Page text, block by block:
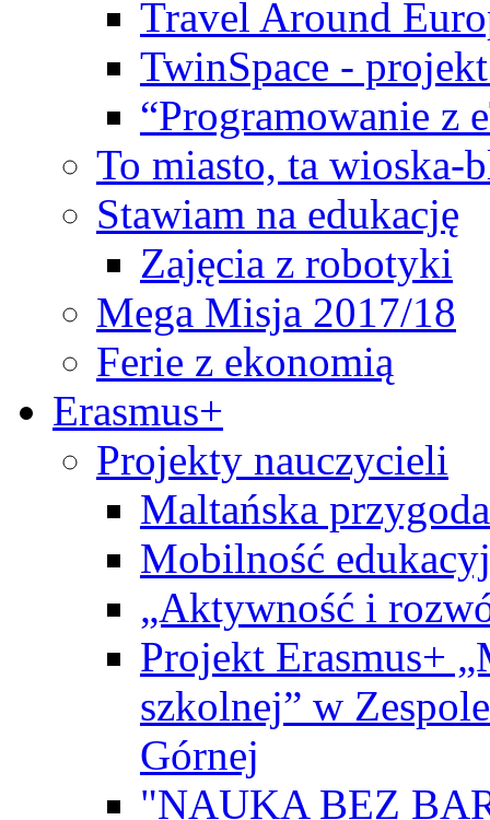
Travel Around
TwinSpace -
“Programowanie z
To miasto, ta wioska-
Stawiam na edukację
Zajęcia z robotyki
Mega Misja 2017/18
Ferie z ekonomią
Erasmus+
Projekty nauczycieli
Maltańska
Mobilność
„Aktywność i
Projekt Erasmus+
szkolnej” w
Górnej
"NAUKA BEZ